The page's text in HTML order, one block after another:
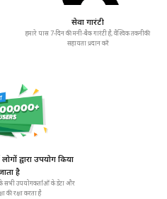
सेवा गारंटी
हमारे पास 7-दिन की मनी-बैक गारंटी है, वैश्विक तकनीकी
सहायता प्रदान करें
द्वारा उपयोग किया
है
सभी उपयोगकर्ताओं के डेटा और
की रक्षा करता है